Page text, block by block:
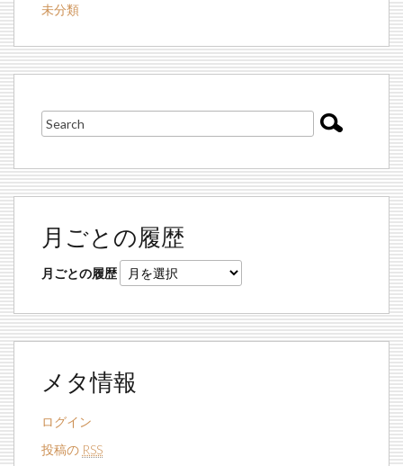
未分類
月ごとの履歴
月ごとの履歴
メタ情報
ログイン
投稿の RSS